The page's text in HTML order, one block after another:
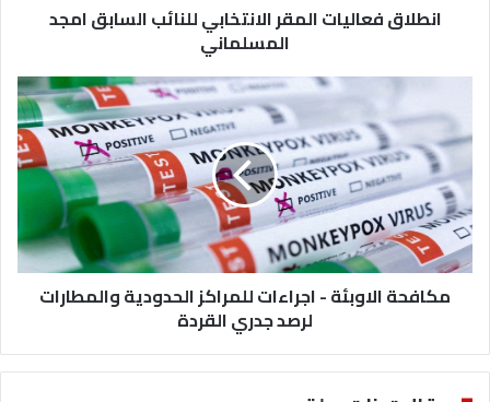
انطلاق فعاليات المقر الانتخابي للنائب السابق امجد
المسلماني
الاوبئة
-
اجراءات
للمراكز
الحدودية
والمطارات
لرصد
جدري
القردةمكافحة الاوبئة - اجراءات للمراكز الحدودية والمطارات
لرصد جدري القردة